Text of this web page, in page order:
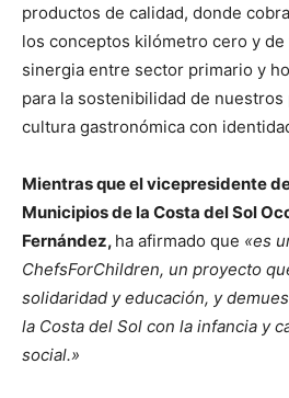
productos de calidad, donde
los conceptos kilómetro cero y
sinergia entre sector primario y
para la sostenibilidad de
cultura gastronómica con
Mientras que el vicepresidente
Municipios de la Costa del Sol
Fernández, ha afirmado que «es
ChefsForChildren, un proyecto
solidaridad y educación, y
la Costa del Sol con la infancia y
social.»